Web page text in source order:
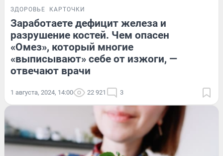
ЗДОРОВЬЕ КАРТОЧКИ
Заработаете дефицит железа и
разрушение костей. Чем опасен
«Омез», который многие
«выписывают» себе от изжоги, —
отвечают врачи
1 августа, 2024, 14:00 22 921 3